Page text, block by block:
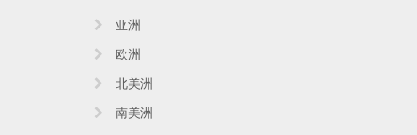
亚洲
欧洲
北美洲
南美洲